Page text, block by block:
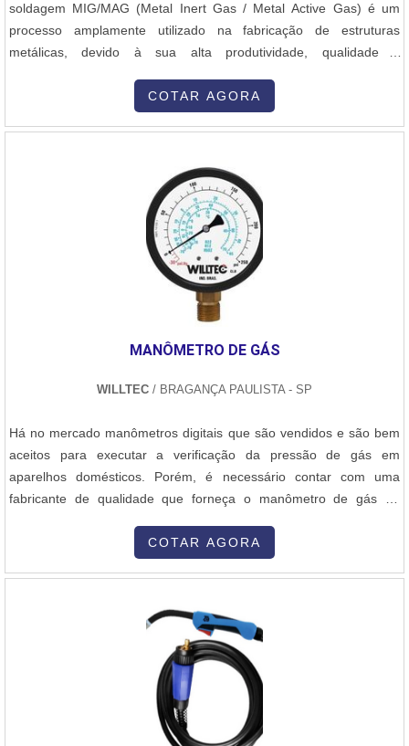
soldagem MIG/MAG (Metal Inert Gas / Metal Active Gas) é um
processo amplamente utilizado na fabricação de estruturas
metálicas, devido à sua alta produtividade, qualidade e
inicia-se com o preparo das superfícies, que devem estar limpas,
MIG/MAG, um arame contínuo é alimentado automaticamente pela
tocha de solda, ao mesmo tempo em que um gás de proteção
(argônio com CO₂ ou 100% CO₂) é liberado para proteger o arco
elétrico e a poça de fusão contra a contaminação atmosférica. O
operador regula parâmetros como tensão, corrente e velocidade
do arame, de acordo com a espessura do aço e a posição de
soldagem. A técnica aplicada garante boa penetração, controle do
limpas e resistentes. Após a soldagem, é feita a inspeção visual e,
COTAR AGORA
MANÔMETRO DE GÁS
WILLTEC / BRAGANÇA PAULISTA - SP
Há no mercado manômetros digitais que são vendidos e são bem
aceitos para executar a verificação da pressão de gás em
aparelhos domésticos. Porém, é necessário contar com uma
fabricante de qualidade que forneça o manômetro de gás de
importante levar em consideração que dispositivo tem como uso
COTAR AGORA